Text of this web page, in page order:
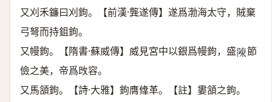
又刈禾鐮曰刈鉤。【前漢·龔遂傳】遂爲渤海太守，賊棄
弓弩而持鉏鉤。
又幔鉤。【隋書·蘇威傳】威見宮中以銀爲幔鉤，盛𨻰 節
儉之美，帝爲攺容。
又馬頷鉤。【詩·大雅】鉤膺鞗革。【註】婁頷之鉤。